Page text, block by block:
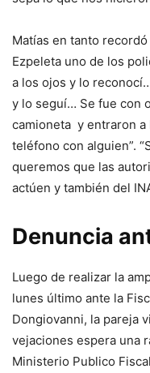
Matías en tanto
Ezpeleta uno de los
a los ojos y lo
y lo seguí… Se fue con
camioneta y entraron a
teléfono con alguien”.
queremos que las
actúen y también del
Denuncia
Luego de realizar la
lunes último ante la
Dongiovanni, la pareja
vejaciones espera una
Ministerio Publico